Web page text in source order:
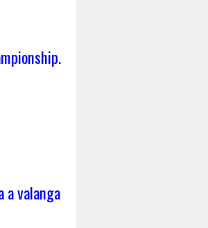
a valanga